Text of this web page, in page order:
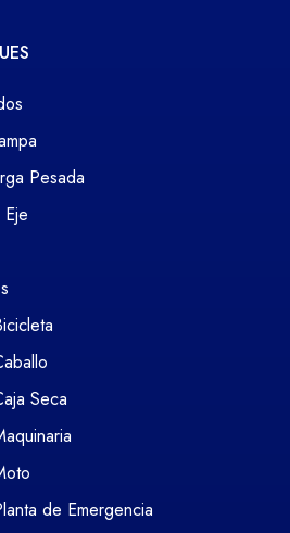
Pesada
Seca
de Emergencia